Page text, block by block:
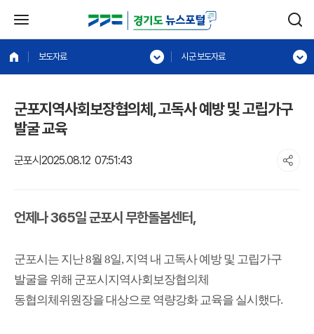
보도자료 시군 보도자료
군포지역사회보장협의체, 고독사 예방 및 고립가구
발굴 교육
군포시 2025.08.12 07:51:43
언제나365일 군포시 무한돌봄센터,
군포시는 지난8월 8일, 지역 내 고독사 예방 및 고립가구
발굴을 위해 군포시지역사회보장협의체
동협의체위원장을 대상으로 역량강화 교육을 실시했다.